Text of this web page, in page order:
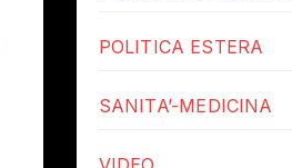
POLITICA ESTERA
SANITA’-MEDICINA